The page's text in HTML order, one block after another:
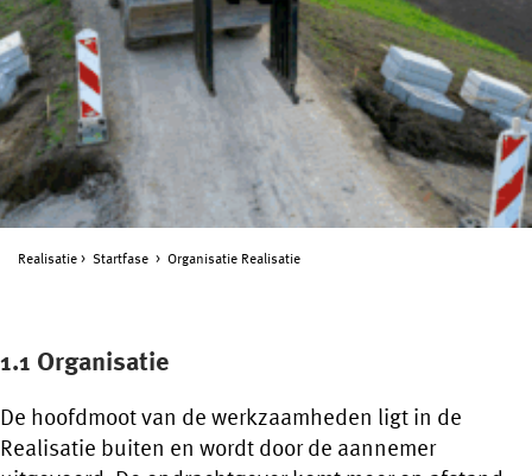
Realisatie Startfase Organisatie Realisatie
1.1 Organisatie
De hoofdmoot van de werkzaamheden ligt in de
Realisatie buiten en wordt door de aannemer